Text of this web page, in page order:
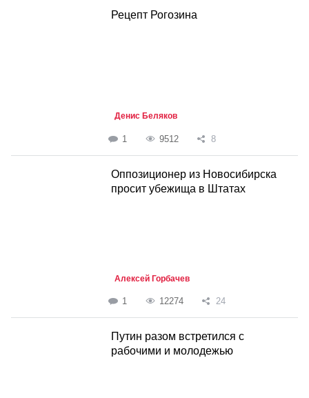
Рецепт Рогозина
Денис Беляков
1 9512 8
Оппозиционер из Новосибирска
просит убежища в Штатах
Алексей Горбачев
1 12274 24
Путин разом встретился с
рабочими и молодежью